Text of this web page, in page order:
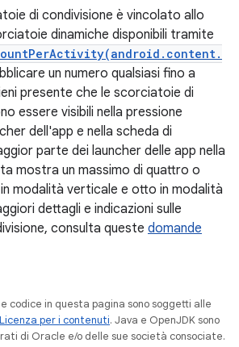
di condivisione è vincolato allo
dinamiche disponibili tramite
un numero qualsiasi fino a
presente che le scorciatoie di
essere visibili nella pressione
dell'app e nella scheda di
parte dei launcher delle app nella
mostra un massimo di quattro o
modalità verticale e otto in modalità
dettagli e indicazioni sulle
consulta queste domande
codice in questa pagina sono soggetti alle
Licenza per i contenuti. Java e OpenJDK sono
di Oracle e/o delle sue società consociate.